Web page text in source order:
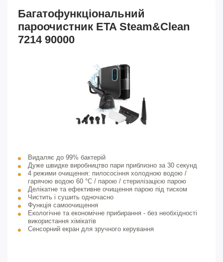
Багатофункціональний
пароочистник ETA Steam&Clean
7214 90000
Видаляє до 99% бактерій
Дуже швидке виробництво пари приблизно за 30 секунд
4 режими очищення: пилососіння холодною водою /
гарячою водою 60 °C / парою / стерилізацією парою
Делікатне та ефективне очищення парою під тиском
Чистить і сушить одночасно
Функція самоочищення
Екологічне та економічне прибирання - без необхідності
використання хімікатів
Сенсорний екран для зручного керування